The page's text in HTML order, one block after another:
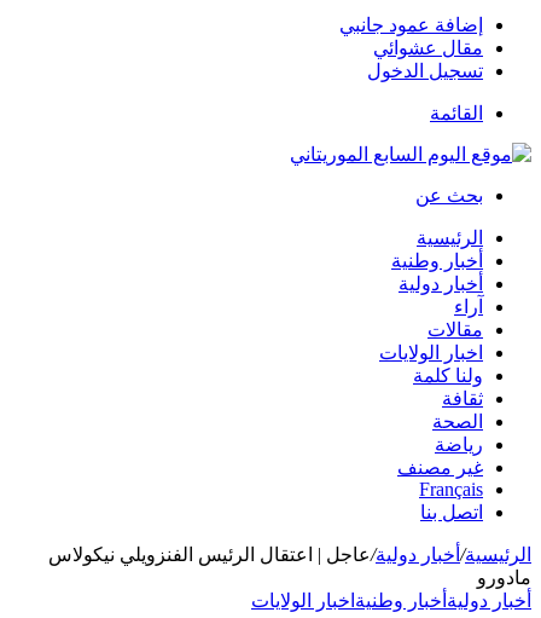
إضافة عمود جانبي
مقال عشوائي
تسجيل الدخول
القائمة
بحث عن
الرئيسية
أخبار وطنية
أخبار دولية
آراء
مقالات
اخبار الولايات
ولنا كلمة
ثقافة
الصحة
رياضة
غير مصنف
Français
اتصل بنا
الرئيسية/ أخبار دولية/عاجل | اعتقال الرئيس الفنزويلي نيكولاس
مادورو
أخبار دولية أخبار وطنية اخبار الولايات